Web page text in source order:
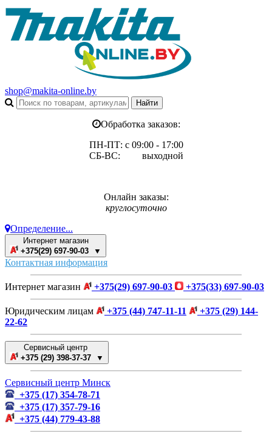
shop@makita-online.by
Обработка заказов:
ПН-ПТ: с 09:00 - 17:00
СБ-ВС: выходной
Онлайн заказы:
круглосуточно
Определение...
Интернет магазин
+375(29) 697-90-03 ▼
Контактная информация
Интернет магазин +375(29) 697-90-03 +375(33) 697-90-03
Юридическим лицам +375 (44) 747-11-11
+375 (29) 144-
22-62
Сервисный центр
+375 (29) 398-37-37 ▼
Сервисный центр Минск
+375 (17) 354-78-71
+375 (17) 357-79-16
+375 (44) 779-43-88